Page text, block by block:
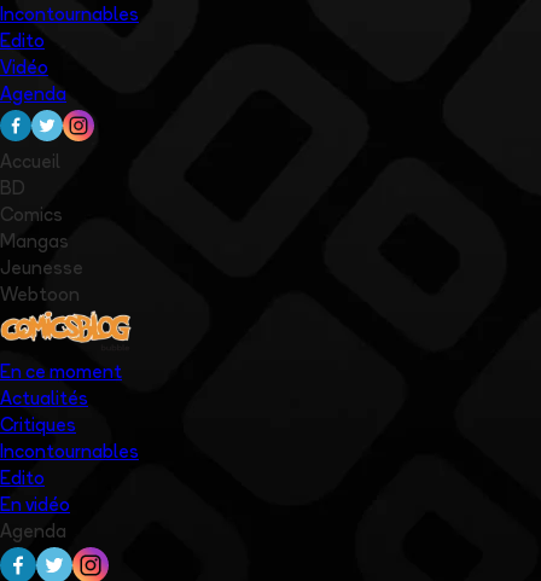
Incontournables
Edito
Vidéo
Agenda
Accueil
BD
Comics
Mangas
Jeunesse
Webtoon
En ce moment
Actualités
Critiques
Incontournables
Edito
En vidéo
Agenda